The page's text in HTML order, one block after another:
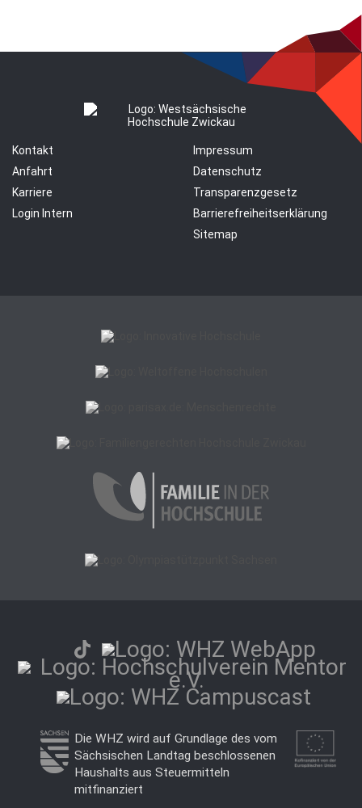
Kontakt
Anfahrt
Karriere
Login Intern
Impressum
Datenschutz
Transparenzgesetz
Barrierefreiheitserklärung
Sitemap
Die WHZ wird auf Grundlage des vom
Sächsischen Landtag beschlossenen
Haushalts aus Steuermitteln
mitfinanziert